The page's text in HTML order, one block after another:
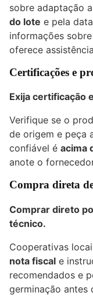
sobre adaptação
do lote e pela
informações
oferece
Certificações e
Exija certificação
Verifique se o
de origem e peça
confiável é acima
anote o
Compra direta
Comprar direto
técnico.
Cooperativas
nota fiscal e
recomendados e
germinação antes